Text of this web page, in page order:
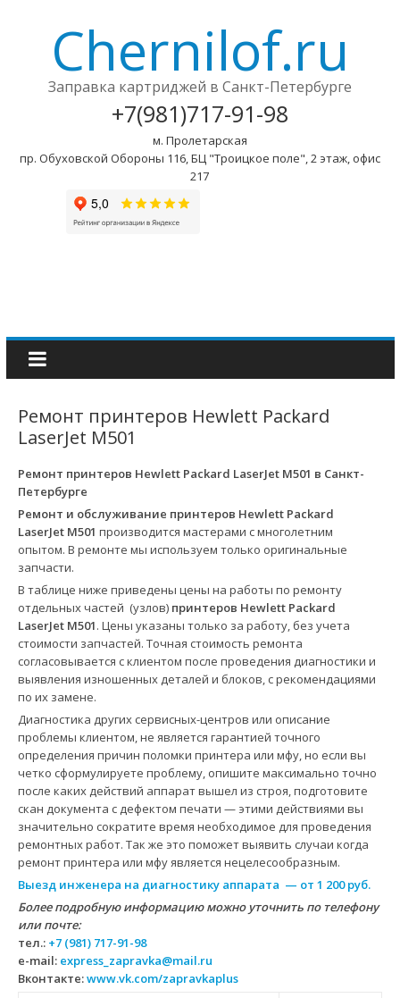
Chernilof.ru
Заправка картриджей в Санкт-Петербурге
+7(981)717-91-98
м. Пролетарская
пр. Обуховской Обороны 116, БЦ "Троицкое поле", 2 этаж, офис
217
Ремонт принтеров Hewlett Packard
LaserJet M501
Ремонт принтеров Hewlett Packard LaserJet M501 в Санкт-
Петербурге
Ремонт и обслуживание принтеров Hewlett Packard
LaserJet M501 производится мастерами с многолетним
опытом. В ремонте мы используем только оригинальные
запчасти.
В таблице ниже приведены цены на работы по ремонту
отдельных частей (узлов) принтеров Hewlett Packard
LaserJet M501. Цены указаны только за работу, без учета
стоимости запчастей. Точная стоимость ремонта
согласовывается с клиентом после проведения диагностики и
выявления изношенных деталей и блоков, с рекомендациями
по их замене.
Диагностика других сервисных-центров или описание
проблемы клиентом, не является гарантией точного
определения причин поломки принтера или мфу, но если вы
четко сформулируете проблему, опишите максимально точно
после каких действий аппарат вышел из строя, подготовите
скан документа с дефектом печати — этими действиями вы
значительно сократите время необходимое для проведения
ремонтных работ. Так же это поможет выявить случаи когда
ремонт принтера или мфу является нецелесообразным.
Выезд инженера на диагностику аппарата — от 1 200 руб.
Более подробную информацию можно уточнить по телефону
или почте:
тел.: +7 (981) 717-91-98
e-mail: express_zapravka@mail.ru
Вконтакте:www.vk.com/zapravkaplus